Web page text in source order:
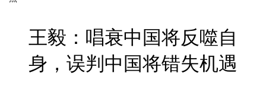
王毅：唱衰中国将反噬自
身，误判中国将错失机遇